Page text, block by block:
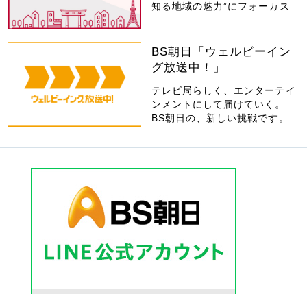
知る地域の魅力”にフォーカス
BS朝日「ウェルビーイン
グ放送中！」
テレビ局らしく、エンターテイ
ンメントにして届けていく。
BS朝日の、新しい挑戦です。